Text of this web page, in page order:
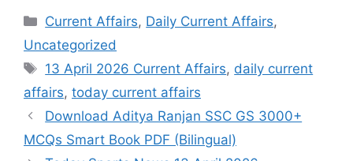
Current Affairs, Daily Current Affairs,
Uncategorized
13 April 2026 Current Affairs, daily current
affairs, today current affairs
Download Aditya Ranjan SSC GS 3000+
MCQs Smart Book PDF (Bilingual)